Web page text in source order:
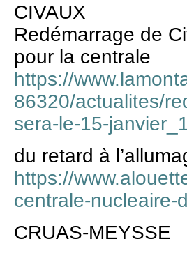
CIVAUX
Redémarrage de
pour la centrale
https://
86320/actualites/
sera-le-15-
du retard à
https://
centrale-nucleaire-
CRUAS-MEYSSE